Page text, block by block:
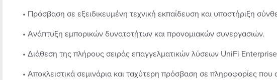
• Πρόσβαση σε εξειδικευμένη τεχνική εκπαίδευση και υποστήριξη
• Ανάπτυξη εμπορικών δυνατοτήτων και προνομιακών συνεργασιών.
• Διάθεση της πλήρους σειράς επαγγελματικών λύσεων UniFi
• Αποκλειστικά σεμινάρια και ταχύτερη πρόσβαση σε πληροφορίες